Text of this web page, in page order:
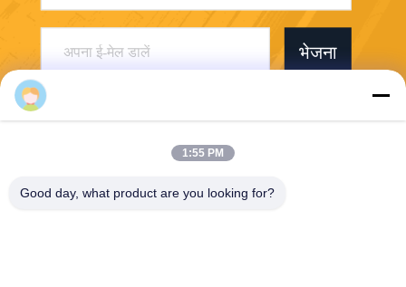
भेजना
Jiaxing Burgmann Mechanical Seal Co., Ltd.
1:55 PM
Good day, what product are you looking for?